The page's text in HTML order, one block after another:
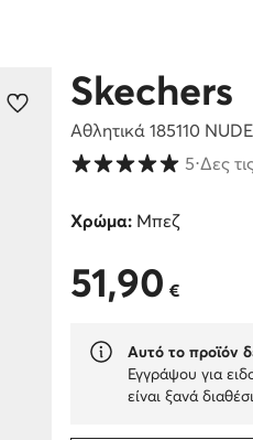
Skechers
Αθλητικά 185110
Βαθμολογία πελατών
5⋅Δες
Χρώμα:Μπεζ
51,90 €
51,90 €
Αυτό το προϊόν
Εγγράψου για
είναι ξανά